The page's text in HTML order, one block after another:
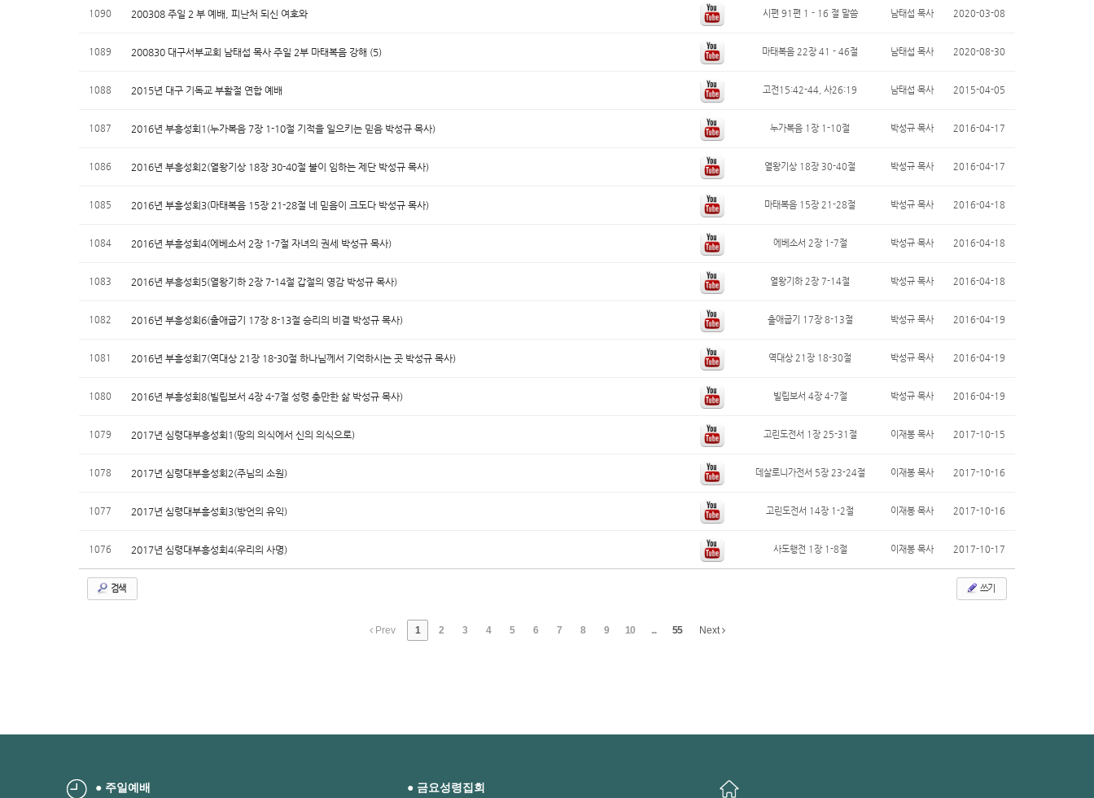
1090 200308 주일 2 부 예배, 피난처 되신 여호와 시편 91편 1 - 16 절 말씀 남태섭 목사 2020-03-08
1089 200830 대구서부교회 남태섭 목사 주일 2부 마태복음 강해 (5) 마태복음 22장 41 - 46절 남태섭 목사 2020-08-30
1088 2015년 대구 기독교 부활절 연합 예배 고전15:42-44, 사26:19 남태섭 목사 2015-04-05
1087 2016년 부흥성회1(누가복음 7장 1-10절 기적을 일으키는 믿음 박성규 목사) 누가복음 1장 1-10절 박성규 목사 2016-04-17
1086 2016년 부흥성회2(열왕기상 18장 30-40절 불이 임하는 제단 박성규 목사) 열왕기상 18장 30-40절 박성규 목사 2016-04-17
1085 2016년 부흥성회3(마태복음 15장 21-28절 네 믿음이 크도다 박성규 목사) 마태복음 15장 21-28절 박성규 목사 2016-04-18
1084 2016년 부흥성회4(에베소서 2장 1-7절 자녀의 권세 박성규 목사) 에베소서 2장 1-7절 박성규 목사 2016-04-18
1083 2016년 부흥성회5(열왕기하 2장 7-14절 갑절의 영감 박성규 목사) 열왕기하 2장 7-14절 박성규 목사 2016-04-18
1082 2016년 부흥성회6(출애굽기 17장 8-13절 승리의 비결 박성규 목사) 출애굽기 17장 8-13절 박성규 목사 2016-04-19
1081 2016년 부흥성회7(역대상 21장 18-30절 하나님께서 기억하시는 곳 박성규 목사) 역대상 21장 18-30절 박성규 목사 2016-04-19
1080 2016년 부흥성회8(빌립보서 4장 4-7절 성령 충만한 삶 박성규 목사) 빌립보서 4장 4-7절 박성규 목사 2016-04-19
1079 2017년 심령대부흥성회1(땅의 의식에서 신의 의식으로) 고린도전서 1장 25-31절 이재봉 목사 2017-10-15
1078 2017년 심령대부흥성회2(주님의 소원) 데살로니가전서 5장 23-24절 이재봉 목사 2017-10-16
1077 2017년 심령대부흥성회3(방언의 유익) 고린도전서 14장 1-2절 이재봉 목사 2017-10-16
1076 2017년 심령대부흥성회4(우리의 사명) 사도행전 1장 1-8절 이재봉 목사 2017-10-17
검색 쓰기
Prev 1 2 3 4 5 6 7 8 9 10 ... 55 Next
● 주일예배 ● 금요성령집회